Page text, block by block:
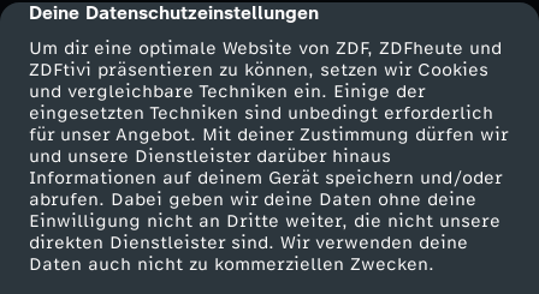
cmp-dialog-description
Deine Datenschutzeinstellungen
Um dir eine optimale Website von ZDF, ZDFheute und
ZDFtivi präsentieren zu können, setzen wir Cookies
und vergleichbare Techniken ein. Einige der
eingesetzten Techniken sind unbedingt erforderlich
für unser Angebot. Mit deiner Zustimmung dürfen wir
und unsere Dienstleister darüber hinaus
Informationen auf deinem Gerät speichern und/oder
abrufen. Dabei geben wir deine Daten ohne deine
Einwilligung nicht an Dritte weiter, die nicht unsere
direkten Dienstleister sind. Wir verwenden deine
Daten auch nicht zu kommerziellen Zwecken.
h
e
n
a
c
Mehr ZDF
ZDF-Apps
Smart TV
ZDFtext
Service
ZDFmitreden
Kontakt zum ZDF
Tickets